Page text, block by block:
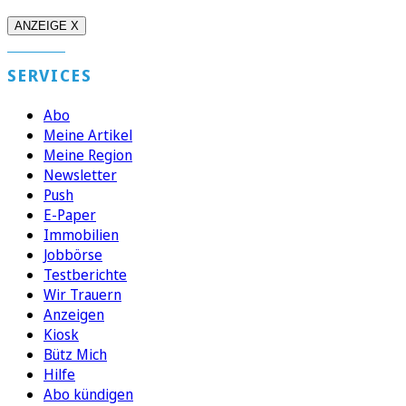
ANZEIGE X
SERVICES
Abo
Meine Artikel
Meine Region
Newsletter
Push
E-Paper
Immobilien
Jobbörse
Testberichte
Wir Trauern
Anzeigen
Kiosk
Bütz Mich
Hilfe
Abo kündigen